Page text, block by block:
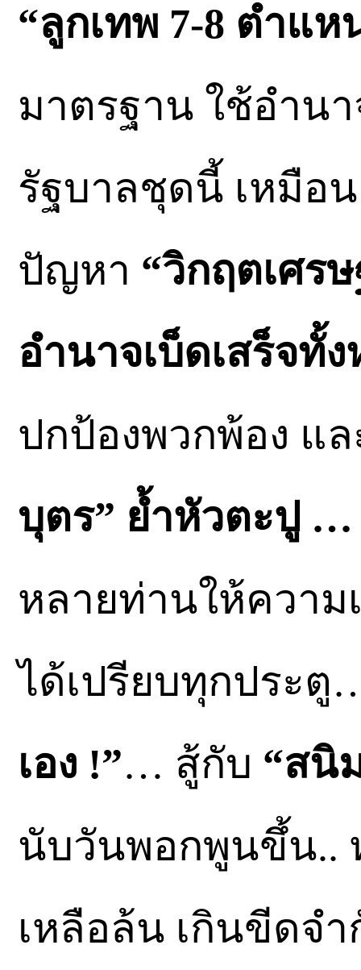
“ลูกเทพ 7-8 ตำแห
มาตรฐาน ใช้อำน
รัฐบาลชุดนี้ เหมือ
ปัญหา “วิกฤตเศร
อำนาจเบ็ดเสร็จทั้
ปกป้องพวกพ้อง แ
บุตร” ยํ้าหัวตะปู …
หลายท่านให้ควา
ได้เปรียบทุกประ
เอง !”… สู้กับ “สนิ
นับวันพอกพูนขึ้น..
เหลือล้น เกินขีดจ